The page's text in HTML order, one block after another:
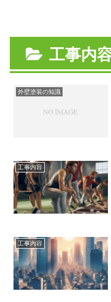
工事内
外壁塗装の知識
工事内容
工事内容